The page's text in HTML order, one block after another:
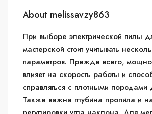
About melissavzy863
При выборе электрической пилы
мастерской стоит учитывать
параметров. Прежде всего,
влияет на скорость работы и
справляться с плотными
Также важна глубина пропила и